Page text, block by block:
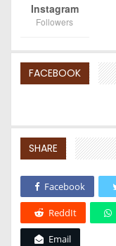
Instagram
Followers
FACEBOOK
SHARE
Facebook
ReddIt
Email